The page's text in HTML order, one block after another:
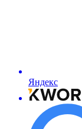
Яндекс